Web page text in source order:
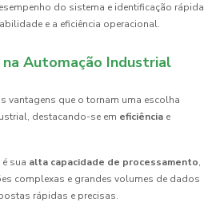
do sistema e identificação rápida
e a eficiência operacional.
Automação Industrial
vantagens que o tornam uma escolha
destacando-se em eficiência e
sua alta capacidade de processamento,
complexas e grandes volumes de dados
rápidas e precisas.